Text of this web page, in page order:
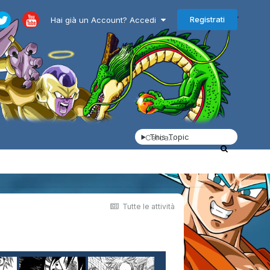
Hai già un Account? Accedi Registrati
This Topic
Tutte le attività